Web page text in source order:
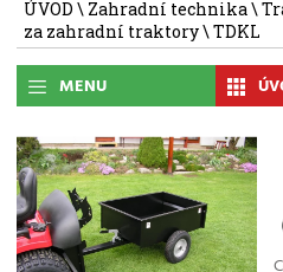
ÚVOD \ Zahradní technika\
za zahradní traktory\ TDKL
MENU